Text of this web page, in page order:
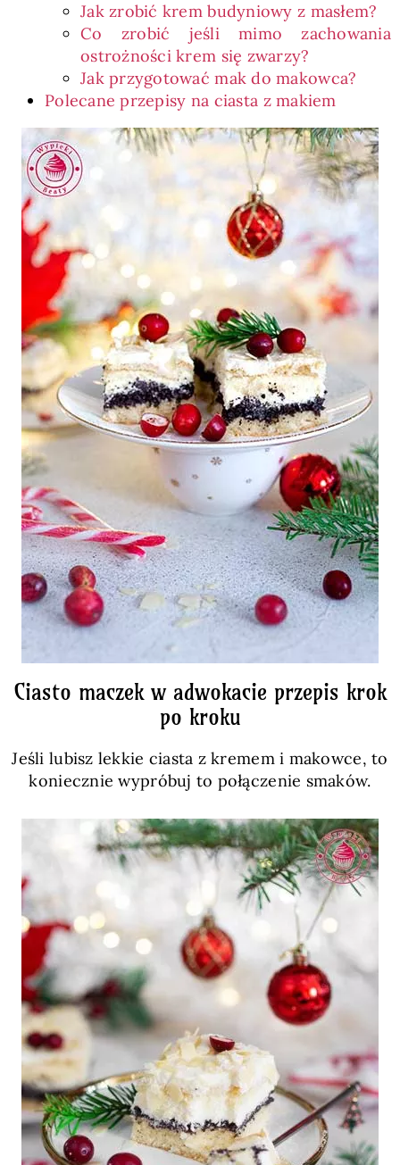
Jak zrobić krem budyniowy z masłem?
Co zrobić jeśli mimo zachowania
ostrożności krem się zwarzy?
Jak przygotować mak do makowca?
Polecane przepisy na ciasta z makiem
Ciasto maczek w adwokacie przepis krok
po kroku
Jeśli lubisz lekkie ciasta z kremem i makowce, to
koniecznie wypróbuj to połączenie smaków.